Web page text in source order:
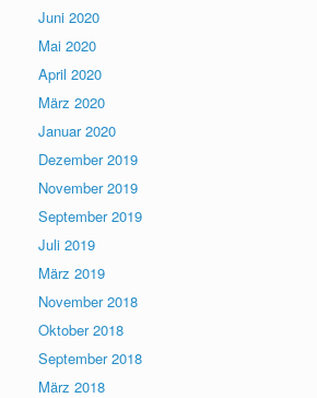
Juni 2020
Mai 2020
April 2020
März 2020
Januar 2020
Dezember 2019
November 2019
September 2019
Juli 2019
März 2019
November 2018
Oktober 2018
September 2018
März 2018